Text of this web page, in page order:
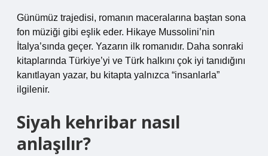
Günümüz trajedisi, romanın maceralarına baştan sona
fon müziği gibi eşlik eder. Hikaye Mussolini’nin
İtalya’sında geçer. Yazarın ilk romanıdır. Daha sonraki
kitaplarında Türkiye’yi ve Türk halkını çok iyi tanıdığını
kanıtlayan yazar, bu kitapta yalnızca “insanlarla”
ilgilenir.
Siyah kehribar nasıl
anlaşılır?